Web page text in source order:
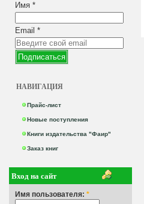
Имя *
Email *
НАВИГАЦИЯ
Прайс-лист
Новые поступления
Книги издательства "Фаир"
Заказ книг
Вход на сайт
Имя пользователя: *